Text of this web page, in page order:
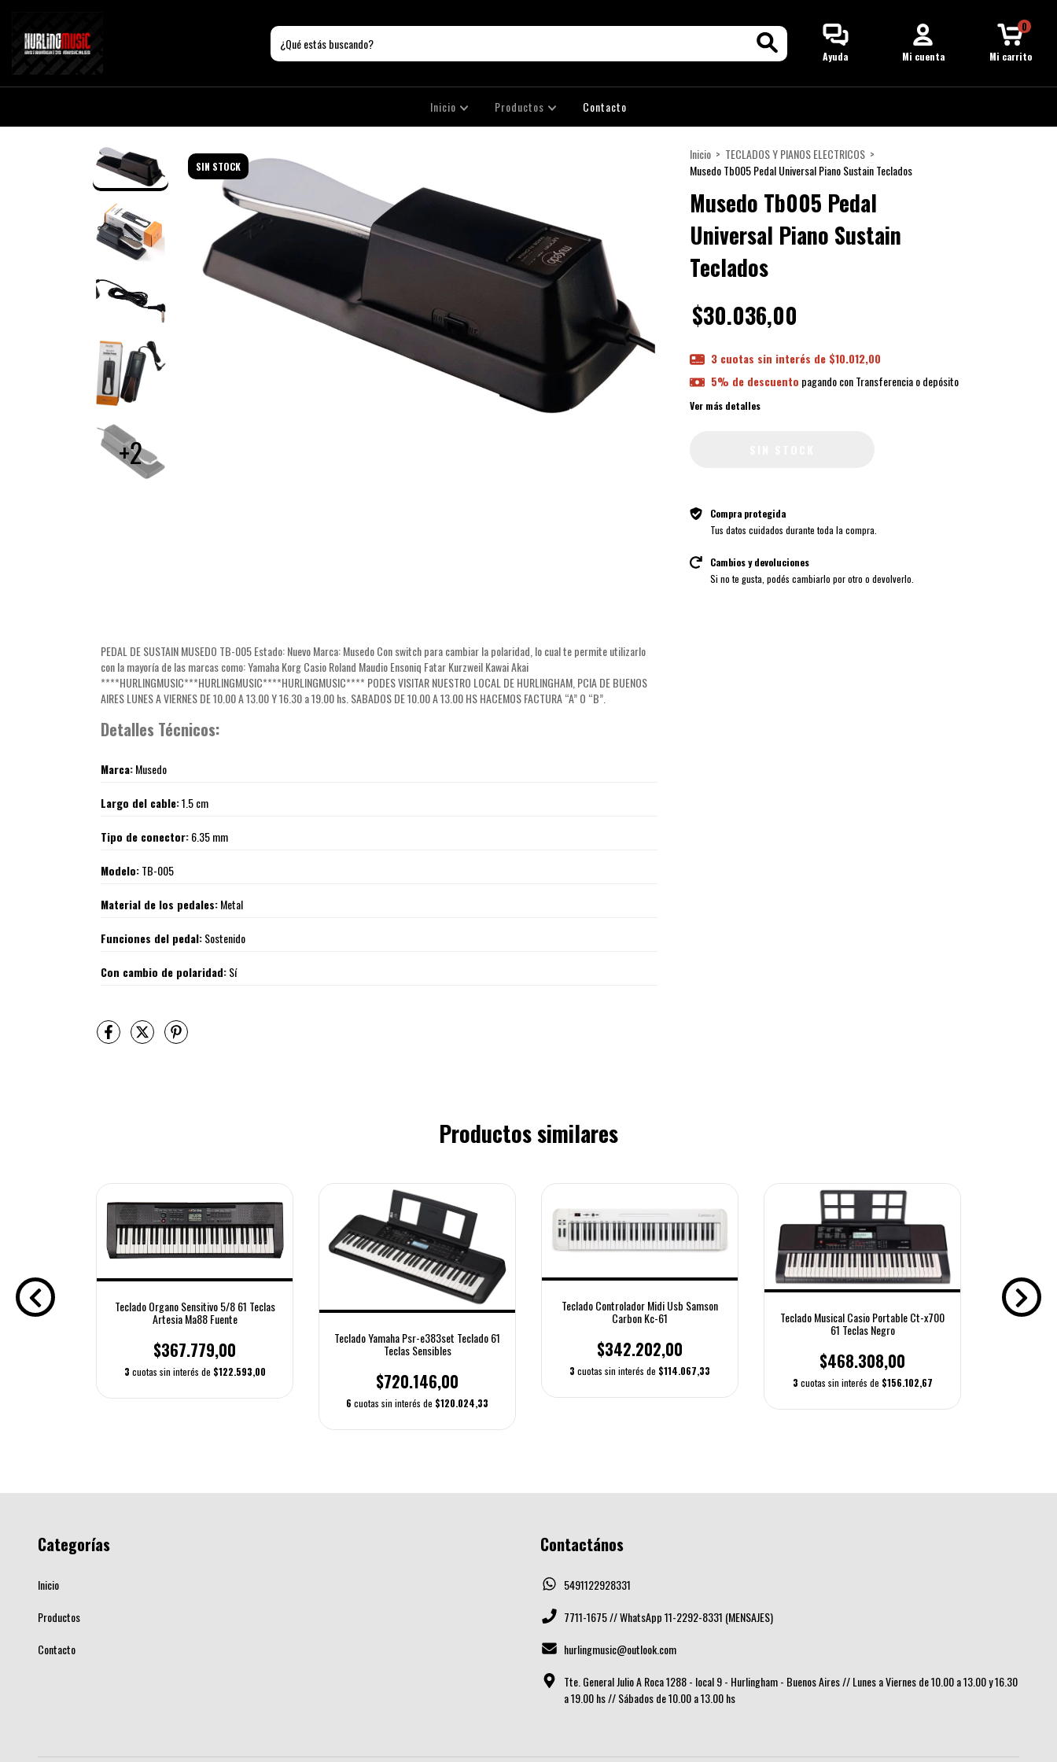
Ayuda Mi cuenta Mi carrito
0
Inicio Productos Contacto
+2
SIN STOCK
PEDAL DE SUSTAIN MUSEDO TB-005 Estado: Nuevo Marca: Musedo Con switch para cambiar la polaridad, lo cual te permite utilizarlo
con la mayoría de las marcas como: Yamaha Korg Casio Roland Maudio Ensoniq Fatar Kurzweil Kawai Akai
****HURLINGMUSIC***HURLINGMUSIC****HURLINGMUSIC**** PODES VISITAR NUESTRO LOCAL DE HURLINGHAM, PCIA DE BUENOS
AIRES LUNES A VIERNES DE 10.00 A 13.00 Y 16.30 a 19.00 hs. SABADOS DE 10.00 A 13.00 HS HACEMOS FACTURA “A” O “B”.
Detalles Técnicos:
Marca:Musedo
Largo del cable:1.5 cm
Tipo de conector:6.35 mm
Modelo:TB-005
Material de los pedales:Metal
Funciones del pedal:Sostenido
Con cambio de polaridad:Sí
Inicio > TECLADOS Y PIANOS ELECTRICOS >
Musedo Tb005 Pedal Universal Piano Sustain Teclados
Musedo Tb005 Pedal
Universal Piano Sustain
Teclados
$30.036,00
3 cuotas sin interés de $10.012,00
5% de descuento pagando con Transferencia o depósito
Ver más detalles
Compra protegida
Tus datos cuidados durante toda la compra.
Cambios y devoluciones
Si no te gusta, podés cambiarlo por otro o devolverlo.
Productos similares
Teclado Organo Sensitivo 5/8 61 Teclas
Artesia Ma88 Fuente
$367.779,00
3 cuotas sin interés de $122.593,00
Teclado Yamaha Psr-e383set Teclado 61
Teclas Sensibles
$720.146,00
6 cuotas sin interés de $120.024,33
Teclado Controlador Midi Usb Samson
Carbon Kc-61
$342.202,00
3 cuotas sin interés de $114.067,33
Teclado Musical Casio Portable Ct-x700
61 Teclas Negro
$468.308,00
3 cuotas sin interés de $156.102,67
Teclado
Categorías
Inicio
Productos
Contacto
Contactános
5491122928331
7711-1675 // WhatsApp 11-2292-8331 (MENSAJES)
hurlingmusic@outlook.com
Tte. General Julio A Roca 1288 - local 9 - Hurlingham - Buenos Aires // Lunes a Viernes de 10.00 a 13.00 y 16.30
a 19.00 hs // Sábados de 10.00 a 13.00 hs